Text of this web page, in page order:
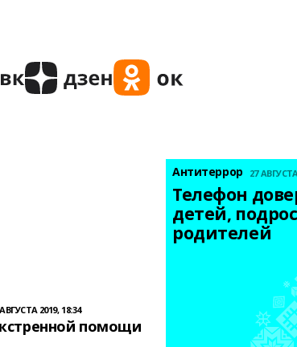
2019, 18:34
помощи
Антитеррор 27
Телефон
детей,
родителей